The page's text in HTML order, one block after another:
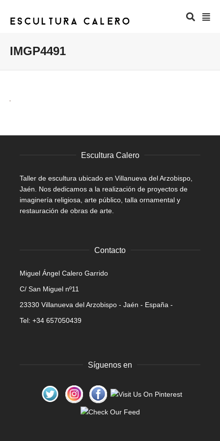
IMGP4491
Escultura Calero
Taller de escultura ubicado en Villanueva del Arzobispo,
Jaén. Nos dedicamos a la realización de proyectos de
imaginería religiosa, arte público, talla ornamental y
restauración de obras de arte.
Contacto
Miguel Ángel Calero Garrido
C/ San Miguel nº11
23330 Villanueva del Arzobispo - Jaén - España -
Tel: +34 657050439
Síguenos en